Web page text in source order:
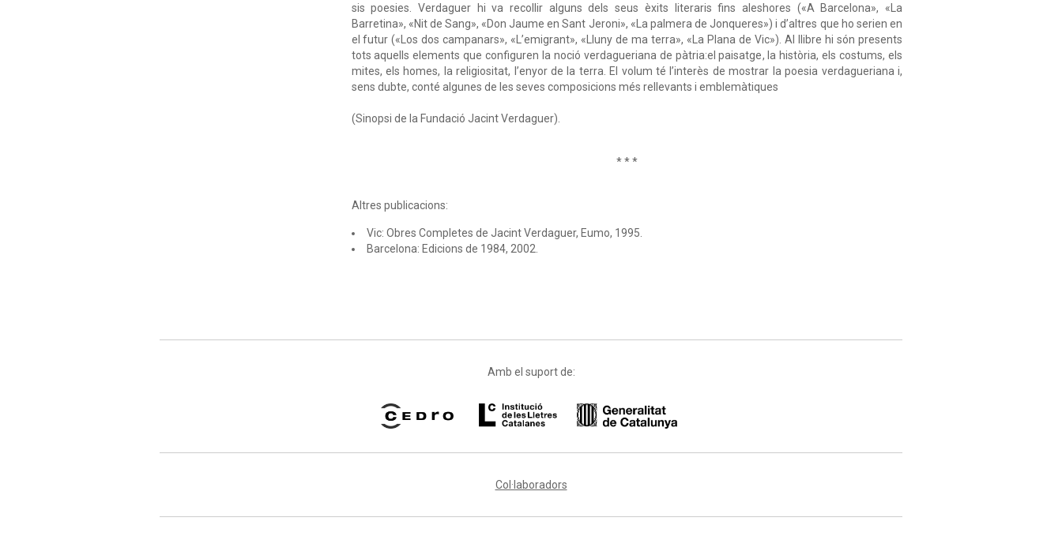
sis poesies. Verdaguer hi va recollir alguns dels seus èxits literaris fins aleshores («A Barcelona», «La
Barretina», «Nit de Sang», «Don Jaume en Sant Jeroni», «La palmera de Jonqueres») i d’altres que ho serien en
el futur («Los dos campanars», «L’emigrant», «Lluny de ma terra», «La Plana de Vic»). Al llibre hi són presents
tots aquells elements que configuren la noció verdagueriana de pàtria:el paisatge, la història, els costums, els
mites, els homes, la religiositat, l’enyor de la terra. El volum té l’interès de mostrar la poesia verdagueriana i,
sens dubte, conté algunes de les seves composicions més rellevants i emblemàtiques
(Sinopsi de la Fundació Jacint Verdaguer).
* * *
Altres publicacions:
Vic: Obres Completes de Jacint Verdaguer, Eumo, 1995.
Barcelona: Edicions de 1984, 2002.
Amb el suport de:
Col·laboradors